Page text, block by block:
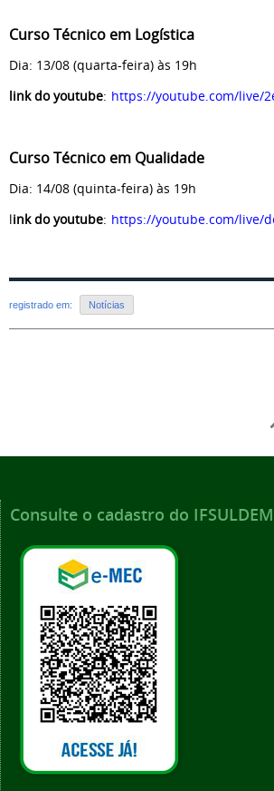
Curso Técnico em Logística
Dia: 13/08 (quarta-feira) às 19h
link do youtube: https://youtube.com/live/
Curso Técnico em Qualidade
Dia: 14/08 (quinta-feira) às 19h
link do youtube: https://youtube.com/live/
registrado em: Notícias
Consulte o cadastro do